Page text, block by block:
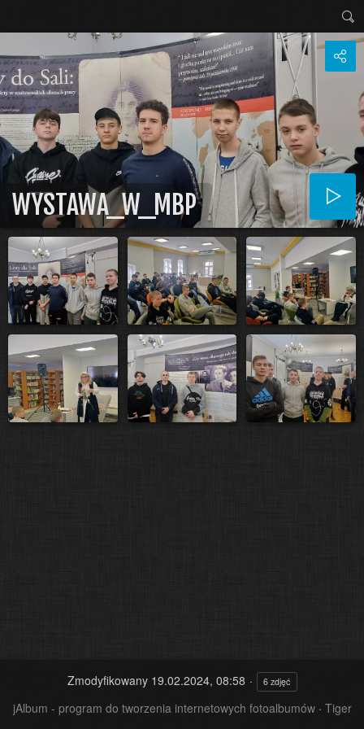
WYSTAWA_W_MBP
Zmodyfikowany19.02.2024, 08:58 6 zdjęć
jAlbum - program do tworzenia internetowych fotoalbumów· Tiger